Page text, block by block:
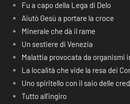
Fu a capo della Lega di Delo
Aiutò Gesù a portare la croce
Minerale che dà il rame
Un sestiere di Venezia
Malattia provocata da organismi
La località che vide la resa dei
Uno spiritello con il saio delle
Tutto all’ingiro